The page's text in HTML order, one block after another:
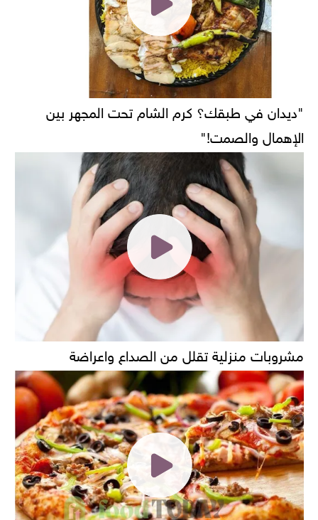
"ديدان في طبقك؟ كرم الشام تحت المجهر بين
الإهمال والصمت!"
مشروبات منزلية تقلل من الصداع واعراضة